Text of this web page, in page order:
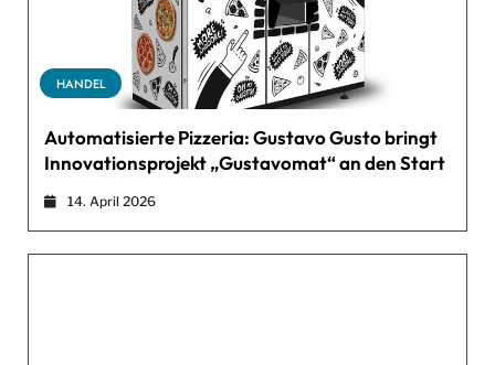
HANDEL
Automatisierte Pizzeria: Gustavo Gusto bringt
Innovationsprojekt „Gustavomat“ an den Start
14. April 2026